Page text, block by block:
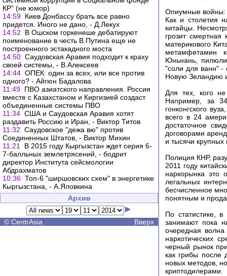
КР" (не юмор)
14:59 Киев Донбассу брать все равно
придется. Иного не дано, - Д.Лекух
14:52
В Ошском горкенеше дебатируют
поименование в честь В.Путина еще не
построенного эстакадного моста
14:50 Саудовская Аравия подходит к краху
своей системы, - В.Алексеев
14:44 ОПЕК: один за всех, или все против
одного? - Айгюн Бадалова
11:49 ПВО азиатского направления. Россия
вместе с Казахстаном и Киргизией создаст
объединенные системы ПВО
11:34 США и Саудовская Аравия хотят
раздавить Россию и Иран, - Виктор Титов
11:32 Саудовское "дежа вю" против
Соединенных Штатов, - Виктор Михин
11:21
В 2015 году Кыргызстан ждет серия 6-
7-балльных землетрясений, - бодрит
директор Института сейсмологии
Абдрахматов
10:36 Топ-6 "ширшовских схем" в энергетике
Кыргызстана, - А.Яловкина
Архив
© CentrAsia Вверх
Опиумные войны:
Как и столетия
китайцы.
грозит
материкового
метамфетамин
Юньнань,
"соли для ванн" -
Новую Зеландию
Для тех, кого не
Например, за
гонконгского
всего в 24
достаточное
договорами
и тысячи
Полиция КНР,
2011 году
наркорынка это
легальных
бесчисленное
понятным и
По статистике,
занимают пока
очередная волна
наркотических
черный рынок
как грибы после
новых методов,
криптодилерами.